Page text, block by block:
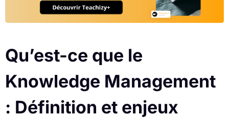
Qu’est-ce que le
Knowledge Management
: Définition et enjeux